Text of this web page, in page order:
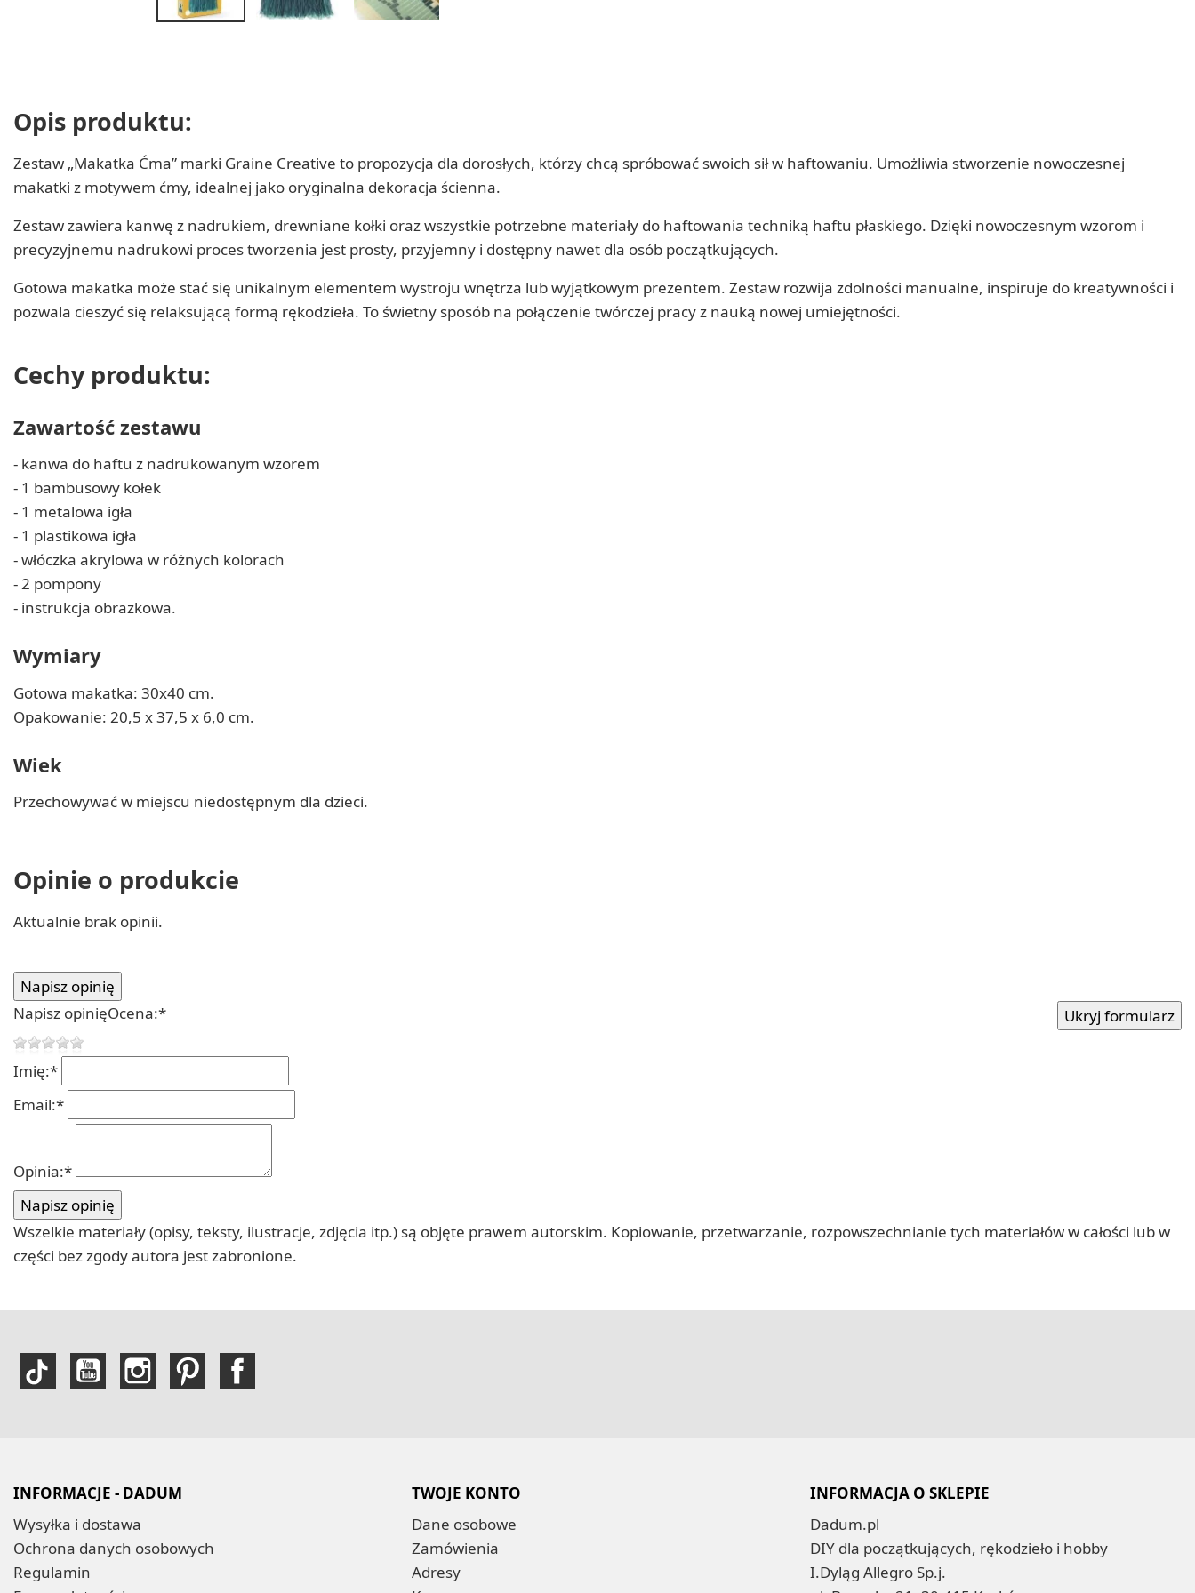
Opis produktu:
Zestaw „Makatka Ćma” marki Graine Creative to propozycja dla dorosłych, którzy chcą spróbować swoich sił w haftowaniu. Umożliwia stworzenie nowoczesnej
makatki z motywem ćmy, idealnej jako oryginalna dekoracja ścienna.
Zestaw zawiera kanwę z nadrukiem, drewniane kołki oraz wszystkie potrzebne materiały do haftowania techniką haftu płaskiego. Dzięki nowoczesnym wzorom i
precyzyjnemu nadrukowi proces tworzenia jest prosty, przyjemny i dostępny nawet dla osób początkujących.
Gotowa makatka może stać się unikalnym elementem wystroju wnętrza lub wyjątkowym prezentem. Zestaw rozwija zdolności manualne, inspiruje do kreatywności i
pozwala cieszyć się relaksującą formą rękodzieła. To świetny sposób na połączenie twórczej pracy z nauką nowej umiejętności.
Cechy produktu:
Zawartość zestawu
- kanwa do haftu z nadrukowanym wzorem
- 1 bambusowy kołek
- 1 metalowa igła
- 1 plastikowa igła
- włóczka akrylowa w różnych kolorach
- 2 pompony
- instrukcja obrazkowa.
Wymiary
Gotowa makatka: 30x40 cm.
Opakowanie: 20,5 x 37,5 x 6,0 cm.
Wiek
Przechowywać w miejscu niedostępnym dla dzieci.
Opinie o produkcie
Aktualnie brak opinii.
Napisz opinięOcena:*
Imię:*
Email:*
Opinia:*
Wszelkie materiały (opisy, teksty, ilustracje, zdjęcia itp.) są objęte prawem autorskim. Kopiowanie, przetwarzanie, rozpowszechnianie tych materiałów w całości lub w
części bez zgody autora jest zabronione.
INFORMACJE - DADUM
Wysyłka i dostawa
Ochrona danych osobowych
Regulamin
TWOJE KONTO
Dane osobowe
Zamówienia
Adresy
INFORMACJA O SKLEPIE
Dadum.pl
DIY dla początkujących, rękodzieło i hobby
I.Dyląg Allegro Sp.j.